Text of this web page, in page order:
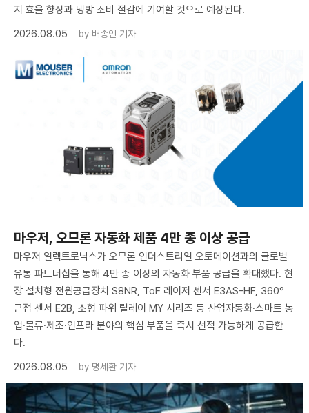
지 효율 향상과 냉방 소비 절감에 기여할 것으로 예상된다.
2026.08.05
by 배종인 기자
마우저, 오므론 자동화 제품 4만 종 이상 공급
마우저 일렉트로닉스가 오므론 인더스트리얼 오토메이션과의 글로벌
유통 파트너십을 통해 4만 종 이상의 자동화 부품 공급을 확대했다. 현
장 설치형 전원공급장치 S8NR, ToF 레이저 센서 E3AS-HF, 360°
근접 센서 E2B, 소형 파워 릴레이 MY 시리즈 등 산업자동화·스마트 농
업·물류·제조·인프라 분야의 핵심 부품을 즉시 선적 가능하게 공급한
다.
2026.08.05
by 명세환 기자